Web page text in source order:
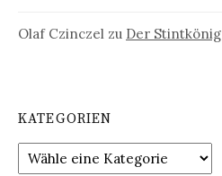
Olaf Czinczel zu Der Stintkönig
KATEGORIEN